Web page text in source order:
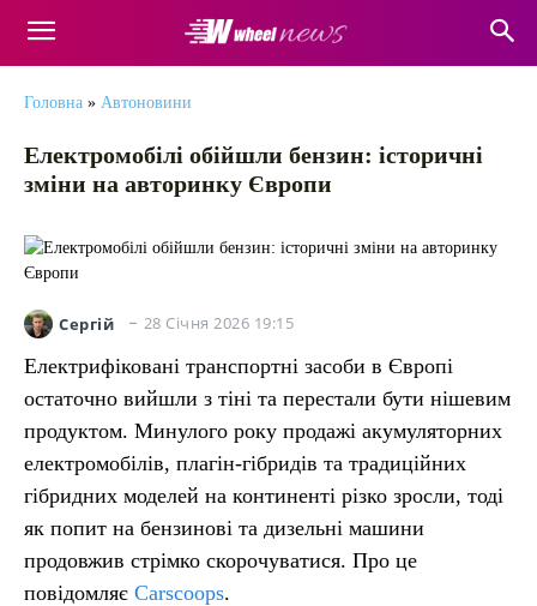
Головна » Автоновини
Електромобілі обійшли бензин: історичні
зміни на авторинку Європи
Сергій 28 Січня 2026 19:15
Електрифіковані транспортні засоби в Європі
остаточно вийшли з тіні та перестали бути нішевим
продуктом. Минулого року продажі акумуляторних
електромобілів, плагін-гібридів та традиційних
гібридних моделей на континенті різко зросли, тоді
як попит на бензинові та дизельні машини
продовжив стрімко скорочуватися. Про це
повідомляє Carscoops.